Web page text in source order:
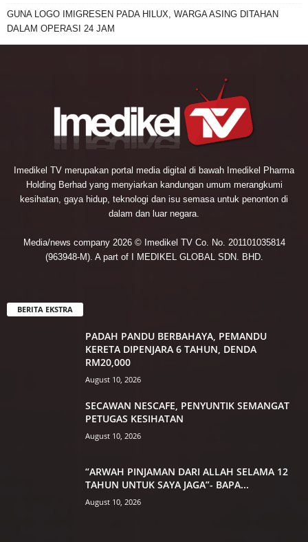
GUNA LOGO IMIGRESEN PADA HILUX, WARGA ASING DITAHAN
DALAM OPERASI 24 JAM
Imedikel TV merupakan portal media digital di bawah Imedikel Pharma
Holding Berhad yang menyiarkan kandungan umum merangkumi
kesihatan, gaya hidup, teknologi dan isu semasa untuk penonton di
dalam dan luar negara.
Media/news company 2026 © Imedikel TV Co. No. 201101035814
(963948-M). A part of I MEDIKEL GLOBAL SDN. BHD.
BERITA EKSTRA
PADAH PANDU BERBAHAYA, PEMANDU
KERETA DIPENJARA 6 TAHUN, DENDA
RM20,000
August 10, 2026
SECAWAN NESCAFE, PENYUNTIK SEMANGAT
PETUGAS KESIHATAN
August 10, 2026
“ARWAH PINJAMAN DARI ALLAH SELAMA 12
TAHUN UNTUK SAYA JAGA”- BAPA...
August 10, 2026